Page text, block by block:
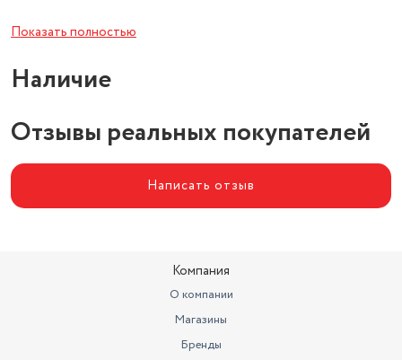
Расстояние от стены
Форма
Линейка
22 см
Показать полностью
Наличие
Отзывы реальных покупателей
Написать отзыв
Компания
О компании
Магазины
Бренды